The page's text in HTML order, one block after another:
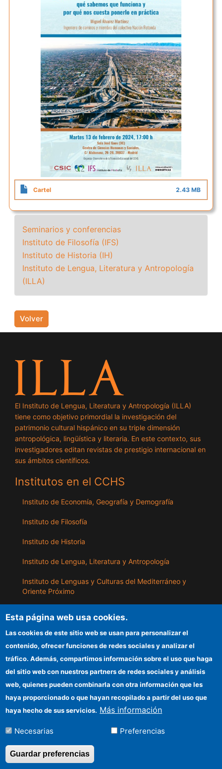
Cartel 2.43 MB
Seminarios y conferencias
Instituto de Filosofía (IFS)
Instituto de Historia (IH)
Instituto de Lengua, Literatura y Antropología
(ILLA)
Volver
El Instituto de Lengua, Literatura y Antropología (ILLA)
tiene como objetivo primordial la investigación del
patrimonio cultural hispánico en su triple dimensión
antropológica, lingüística y literaria. En este contexto, sus
investigadores editan revistas de prestigio internacional en
sus ámbitos científicos.
Institutos en el CCHS
Instituto de Economía, Geografía y Demografía
Instituto de Filosofía
Instituto de Historia
Instituto de Lengua, Literatura y Antropología
Instituto de Lenguas y Culturas del Mediterráneo y
Oriente Próximo
ILLA
Información para proveedores
Organismos financiadores
Cómo llegar
Esta página web usa cookies.
Las cookies de este sitio web se usan para personalizar el
contenido, ofrecer funciones de redes sociales y analizar el
tráfico. Además, compartimos información sobre el uso que haga
del sitio web con nuestros partners de redes sociales y análisis
web, quienes pueden combinarla con otra información que les
haya proporcionado o que hayan recopilado a partir del uso que
haya hecho de sus servicios. Más información
Necesarias Preferencias
Guardar preferencias